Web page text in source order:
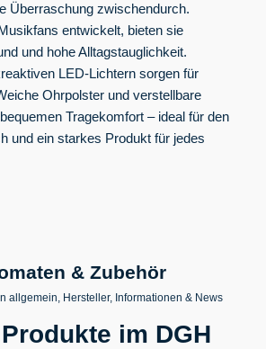
Überraschung zwischendurch.
entwickelt, bieten sie
und hohe Alltagstauglichkeit.
LED-Lichtern sorgen für
Ohrpolster und verstellbare
Tragekomfort – ideal für den
und ein starkes Produkt für jedes
& Zubehör
allgemein, Hersteller, Informationen & News
im DGH